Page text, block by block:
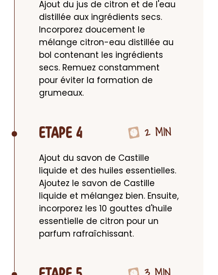
Ajout du jus de citron et de l'eau
distillée aux ingrédients secs.
Incorporez doucement le
mélange citron-eau distillée au
bol contenant les ingrédients
secs. Remuez constamment
pour éviter la formation de
grumeaux.
ETAPE 4 2 MIN
Ajout du savon de Castille
liquide et des huiles essentielles.
Ajoutez le savon de Castille
liquide et mélangez bien. Ensuite,
incorporez les 10 gouttes d'huile
essentielle de citron pour un
parfum rafraîchissant.